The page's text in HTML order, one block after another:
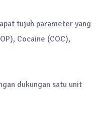
tujuh parameter yang
Cocaine (COC),
dukungan satu unit